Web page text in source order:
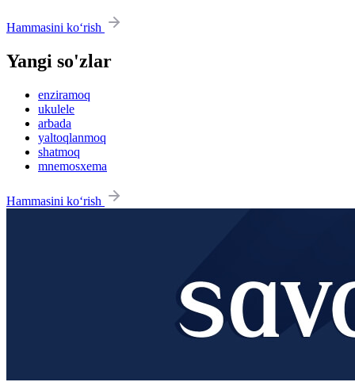
Hammasini ko‘rish
Yangi so'zlar
enziramoq
ukulele
arbada
yaltoqlanmoq
shatmoq
mnemosxema
Hammasini ko‘rish